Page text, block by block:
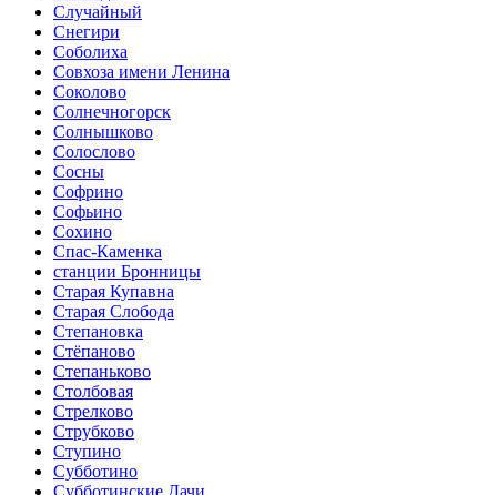
Случайный
Снегири
Соболиха
Совхоза имени Ленина
Соколово
Солнечногорск
Солнышково
Солослово
Сосны
Софрино
Софьино
Сохино
Спас-Каменка
станции Бронницы
Старая Купавна
Старая Слобода
Степановка
Стёпаново
Степаньково
Столбовая
Стрелково
Струбково
Ступино
Субботино